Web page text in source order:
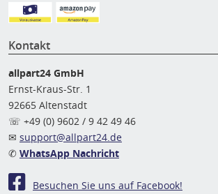
Kontakt
allpart24 GmbH
Ernst-Kraus-Str. 1
92665 Altenstadt
☏ +49 (0) 9602 / 9 42 49 46
✉ support@allpart24.de
✆ WhatsApp Nachricht
Besuchen Sie uns auf Facebook!